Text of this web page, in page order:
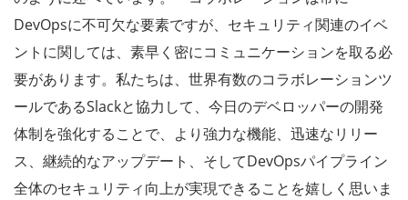
DevOpsに不可欠な要素ですが、セキュリティ関連のイベ
ントに関しては、素早く密にコミュニケーションを取る必
要があります。私たちは、世界有数のコラボレーションツ
ールであるSlackと協力して、今日のデベロッパーの開発
体制を強化することで、より強力な機能、迅速なリリー
ス、継続的なアップデート、そしてDevOpsパイプライン
全体のセキュリティ向上が実現できることを嬉しく思いま